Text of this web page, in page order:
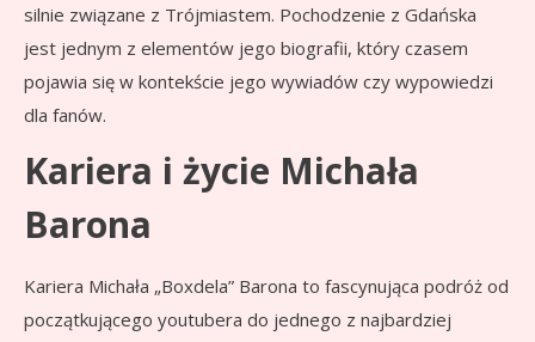
silnie związane z Trójmiastem. Pochodzenie z Gdańska
jest jednym z elementów jego biografii, który czasem
pojawia się w kontekście jego wywiadów czy wypowiedzi
dla fanów.
Kariera i życie Michała
Barona
Kariera Michała „Boxdela” Barona to fascynująca podróż od
początkującego youtubera do jednego z najbardziej